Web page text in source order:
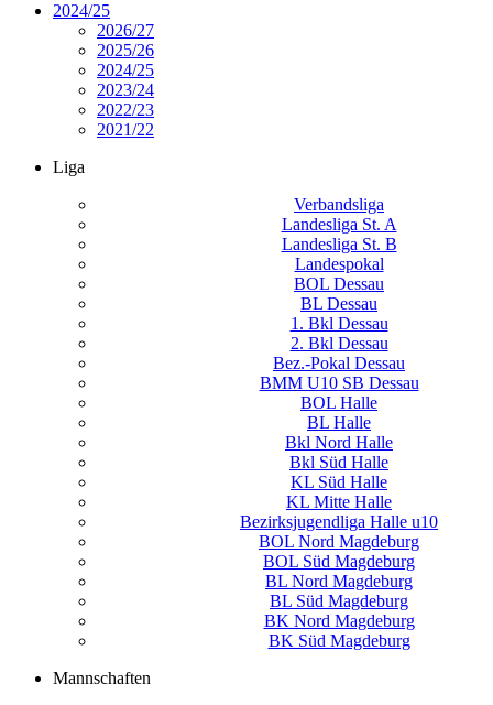
2024/25
2026/27
2025/26
2024/25
2023/24
2022/23
2021/22
Liga
Verbandsliga
Landesliga St. A
Landesliga St. B
Landespokal
BOL Dessau
BL Dessau
1. Bkl Dessau
2. Bkl Dessau
Bez.-Pokal Dessau
BMM U10 SB Dessau
BOL Halle
BL Halle
Bkl Nord Halle
Bkl Süd Halle
KL Süd Halle
KL Mitte Halle
Bezirksjugendliga Halle u10
BOL Nord Magdeburg
BOL Süd Magdeburg
BL Nord Magdeburg
BL Süd Magdeburg
BK Nord Magdeburg
BK Süd Magdeburg
Mannschaften